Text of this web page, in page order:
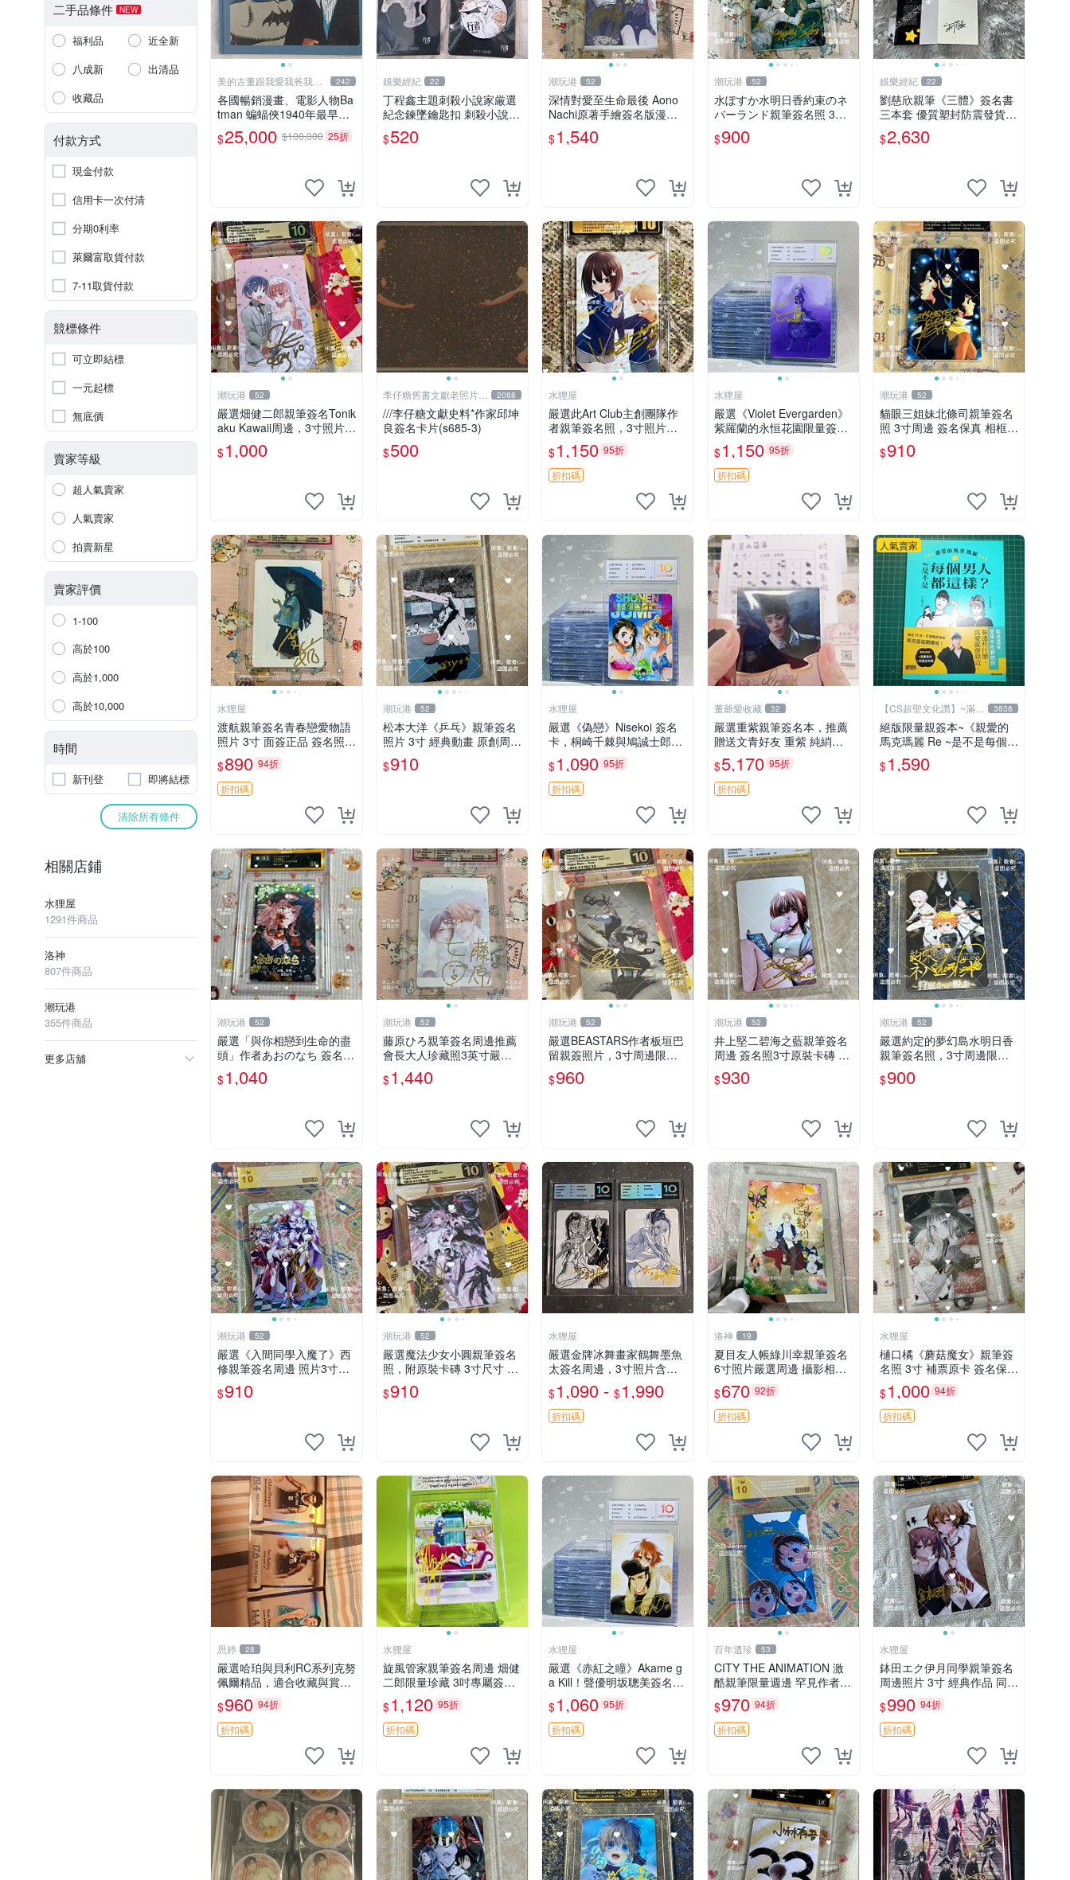
二手品條件 NEW
福利品
近全新
八成新
出清品
收藏品
付款方式
現金付款
信用卡一次付清
分期0利率
萊爾富取貨付款
7-11取貨付款
競標條件
可立即結標
一元起標
無底價
賣家等級
超人氣賣家
人氣賣家
拍賣新星
賣家評價
1-100
高於100
高於1,000
高於10,000
時間
新刊登 即將結標
清除所有條件
相關店鋪
水狸屋
1291件商品
洛神
807件商品
潮玩港
355件商品
更多店舖
美的古董跟我愛我爸我恨
壞人
242
各國暢銷漫畫、電影人物Ba
tman 蝙蝠俠1940年最早的
創作者，這本書是Batman a
nd me 是Bob Kane 1990年
$25,000 $100,000 25折
娛樂經紀 22
丁程鑫主題刺殺小說家厳選
紀念鍊墜鑰匙扣 刺殺小說家
丁程鑫 鍊墜
$520
潮玩港 52
深情對愛至生命最後 Aono
Nachi原著手繪簽名版漫畫
親筆簽名限定收藏 命終不渝
之戀情 漫畫珍藏品
$1,540
潮玩港 52
水ぽすか水明日香約束のネ
バーランド親筆簽名照 3寸
周邊照片 面簽正品 簽名照
周邊
$900
娛樂經紀 22
劉慈欣親筆《三體》簽名書
三本套 優質塑封防震發貨
正版收藏推薦 三體 經典 科
幻小說
$2,630
潮玩港 52
嚴選畑健二郎親筆簽名Tonik
aku Kawaii周邊，3寸照片含
原裝卡匣。收藏家直供，保
真可靠。 Tonikaku Kawaii
$1,000
李仔糖舊書文獻老照片名
人收藏館
2088
///李仔糖文獻史料*作家邱坤
良簽名卡片(s685-3)
$500
水狸屋
嚴選此Art Club主創團隊作
者親筆簽名照，3寸照片附
原裝卡磚。收藏級面簽照，
適合藝術愛好者收藏與展
示。 3寸 簽名 照片
$1,150 95折
折扣碼
水狸屋
嚴選《Violet Evergarden》
紫羅蘭的永恒花園限量簽名
卡，3寸帶原裝卡磚 日本中
古收藏推薦 薇爾莉特 曜佳
奈 筆記本
$1,150 95折
折扣碼
潮玩港 52
貓眼三姐妹北條司親筆簽名
照 3寸周邊 簽名保真 相框包
裝 貓眼三姐妹 北條司 周邊
貓眼三姐妹 簽名照 包裝相
$910
水狸屋
渡航親筆簽名青春戀愛物語
照片 3寸 面簽正品 簽名照收
藏推薦 電腦 動畫 原創漫畫
$890 94折
折扣碼
潮玩港 52
松本大洋《乒乓》親筆簽名
照片 3寸 經典動畫 原創周邊
經典動漫 周邊收藏 照片卡
磚
$910
水狸屋
嚴選《偽戀》Nisekoi 簽名
卡，桐崎千棘與鳩誠士郎精
美周邊，3寸日版中古帶原
裝卡磚，國內直郵 偽戀 Nis
ekoi 簽名卡 桐崎千棘
$1,090 95折
折扣碼
董爺愛收藏 32
嚴選重紫親筆簽名本，推薦
贈送文青好友 重紫 純綃皮
規格8開
$5,170 95折
折扣碼
人氣賣家
【CS超聖文化讚】~滿千
元送運
3838
絕版限量親簽本~《親愛的
馬克瑪麗 Re ~是不是每個男
人都這樣？（附贈快速通關
信封）》附書腰 歐馬克 吳
$1,590
潮玩港 52
嚴選「與你相戀到生命的盡
頭」作者あおのなち 簽名照
片 3寸原裝卡磚 親筆簽名照
收藏佳品 周邊限定 照片拍
$1,040
潮玩港 52
藤原ひろ親筆簽名周邊推薦
會長大人珍藏照3英寸嚴選
女仆紀念品 面簽收藏 會長
大人 簽名照 女仆照 面簽收
$1,440
潮玩港 52
嚴選BEASTARS作者板垣巴
留親簽照片，3寸周邊限量
收藏 BEASTARS 作者 經典
細節收藏
$960
潮玩港 52
井上堅二碧海之藍親筆簽名
周邊 簽名照3寸原裝卡磚 親
筆、收藏、簽名照
$930
潮玩港 52
嚴選約定的夢幻島水明日香
親筆簽名照，3寸周邊限量
珍藏 紙質佳 附卡磚 約定的
夢幻島 筆記本 名人照
$900
潮玩港 52
嚴選《入間同學入魔了》西
修親筆簽名周邊 照片3寸全
新含卡磚 收藏推薦 鏡像照
片 周邊收藏
$910
潮玩港 52
嚴選魔法少女小圓親筆簽名
照，附原裝卡磚 3寸尺寸 親
簽紀念品 小圓周邊 畫集 監
督親筆
$910
水狸屋
嚴選金牌冰舞畫家鶴舞墨魚
太簽名周邊，3寸照片含原
裝卡磚。收藏自用，面簽確
保證實。 冰舞 簽名 周邊
$1,090 - $1,990
折扣碼
洛神 19
夏目友人帳綠川幸親筆簽名
6寸照片嚴選周邊 攝影相框
網路認證 夏目友人帳收藏
簽名照 6寸
$670 92折
折扣碼
水狸屋
樋口橘《蘑菇魔女》親筆簽
名照 3寸 補票原卡 簽名保真
收藏推薦 蘑菇魔女 樋口橘
照片
$1,000 94折
折扣碼
思婷 28
嚴選哈珀與貝利RC系列克努
佩爾精品，適合收藏與賞玩
RC 玩具 陶瓷
$960 94折
折扣碼
水狸屋
旋風管家親筆簽名周邊 畑健
二郎限量珍藏 3吋專屬簽名
照 日本正版中古 正規卡磚
附送 旋風管家 畑健二郎 簽
名照
$1,120 95折
折扣碼
水狸屋
嚴選《赤紅之瞳》Akame g
a Kill！聲優明坂聰美簽名周
邊，3寸帶原裝卡磚 日版中
古 赤紅之瞳 Akame ga Kill
明坂聰美 簽名
$1,060 95折
折扣碼
百年遺珍 53
CITY THE ANIMATION 激
酷親筆限量週邊 罕見作者簽
名收藏 現代潮流擺飾 9x9c
m 專家推薦 國際珍藏款 周
邊 照片周邊 尺寸 收藏品
$970 94折
折扣碼
水狸屋
鉢田エク伊月同學親筆簽名
周邊照片 3寸 經典作品 同人
照
$990 94折
折扣碼